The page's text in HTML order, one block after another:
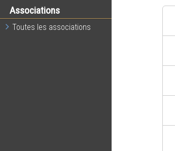
Associations
Toutes les associations